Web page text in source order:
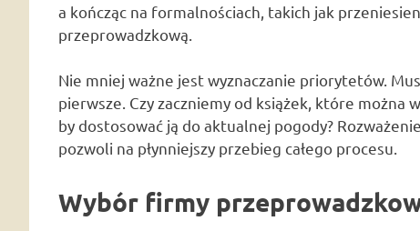
a kończąc na formalnościach, takich jak
przeprowadzkową.
Nie mniej ważne jest wyznaczanie priorytetów.
pierwsze. Czy zaczniemy od książek, które można
by dostosować ją do aktualnej pogody?
pozwoli na płynniejszy przebieg całego procesu.
Wybór firmy